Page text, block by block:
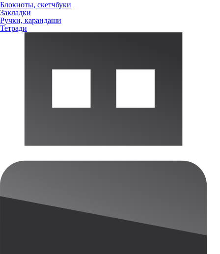
Блокноты, скетчбуки
Закладки
Ручки, карандаши
Тетради